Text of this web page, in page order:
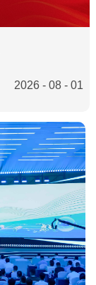
2026 - 08 - 01